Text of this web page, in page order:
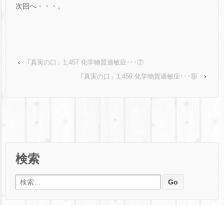
次回へ・・・。
‹
｢真実の口」1,457 化学物質過敏症･･･⑦
｢真実の口」1,459 化学物質過敏症･･･⑨
›
検索
検索: